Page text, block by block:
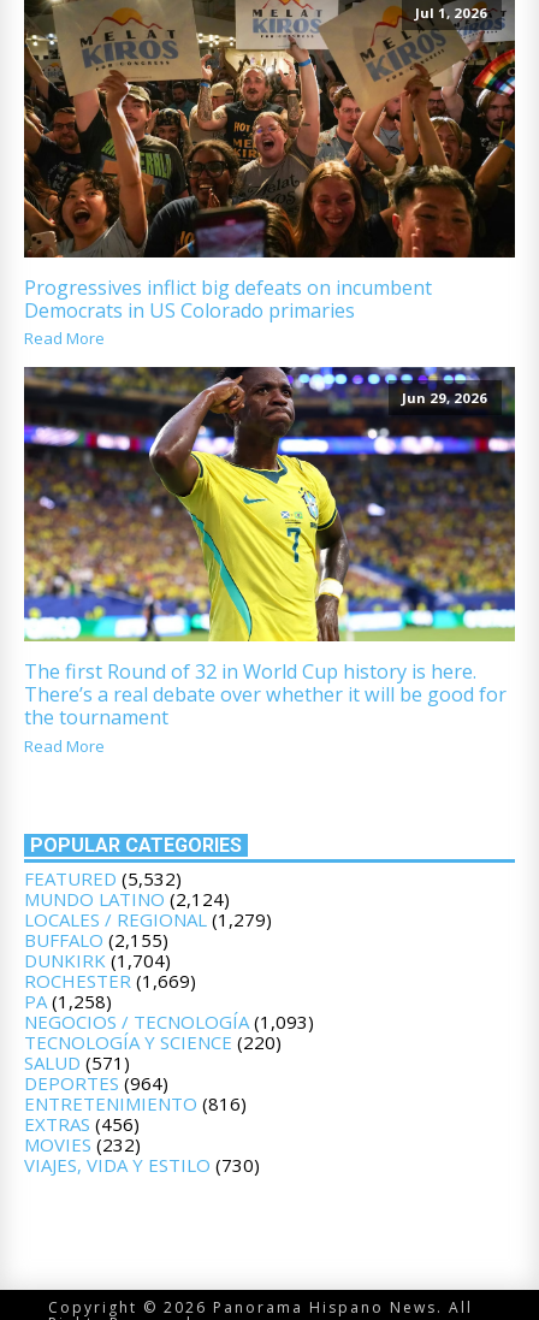
Jul 1, 2026
Progressives inflict big defeats on incumbent
Democrats in US Colorado primaries
Read More
Jun 29, 2026
The first Round of 32 in World Cup history is here.
There’s a real debate over whether it will be good for
the tournament
Read More
POPULAR CATEGORIES
FEATURED (5,532)
MUNDO LATINO (2,124)
LOCALES / REGIONAL (1,279)
BUFFALO (2,155)
DUNKIRK (1,704)
ROCHESTER (1,669)
PA (1,258)
NEGOCIOS / TECNOLOGÍA (1,093)
TECNOLOGÍA Y SCIENCE (220)
SALUD (571)
DEPORTES (964)
ENTRETENIMIENTO (816)
EXTRAS (456)
MOVIES (232)
VIAJES, VIDA Y ESTILO (730)
Copyright © 2026 Panorama Hispano News. All